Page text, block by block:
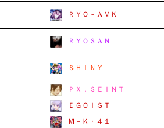
ＲＹＯ－ＡＭＫ
ＲＹＯＳＡＮ
ＳＨＩＮＹ
ＰＸ．ＳＥＩＮＴ
ＥＧＯＩＳＴ
Ｍ－Ｋ・４１